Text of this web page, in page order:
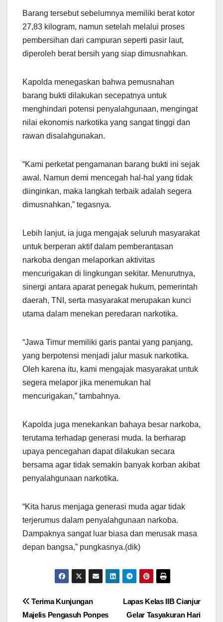
Barang tersebut sebelumnya memiliki berat kotor
27,83 kilogram, namun setelah melalui proses
pembersihan dari campuran seperti pasir laut,
diperoleh berat bersih yang siap dimusnahkan.
Kapolda menegaskan bahwa pemusnahan
barang bukti dilakukan secepatnya untuk
menghindari potensi penyalahgunaan, mengingat
nilai ekonomis narkotika yang sangat tinggi dan
rawan disalahgunakan.
“Kami perketat pengamanan barang bukti ini sejak
awal. Namun demi mencegah hal-hal yang tidak
diinginkan, maka langkah terbaik adalah segera
dimusnahkan,” tegasnya.
Lebih lanjut, ia juga mengajak seluruh masyarakat
untuk berperan aktif dalam pemberantasan
narkoba dengan melaporkan aktivitas
mencurigakan di lingkungan sekitar. Menurutnya,
sinergi antara aparat penegak hukum, pemerintah
daerah, TNI, serta masyarakat merupakan kunci
utama dalam menekan peredaran narkotika.
“Jawa Timur memiliki garis pantai yang panjang,
yang berpotensi menjadi jalur masuk narkotika.
Oleh karena itu, kami mengajak masyarakat untuk
segera melapor jika menemukan hal
mencurigakan,” tambahnya.
Kapolda juga menekankan bahaya besar narkoba,
terutama terhadap generasi muda. Ia berharap
upaya pencegahan dapat dilakukan secara
bersama agar tidak semakin banyak korban akibat
penyalahgunaan narkotika.
“Kita harus menjaga generasi muda agar tidak
terjerumus dalam penyalahgunaan narkoba.
Dampaknya sangat luar biasa dan merusak masa
depan bangsa,” pungkasnya.(dik)
Navigasi
Lapas Kelas IIB Cianjur
Gelar Tasyakuran Hari
Terima Kunjungan
Majelis Pengasuh Ponpes